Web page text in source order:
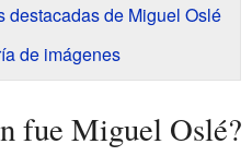
destacadas de Miguel Oslé
de imágenes
fue Miguel Oslé?